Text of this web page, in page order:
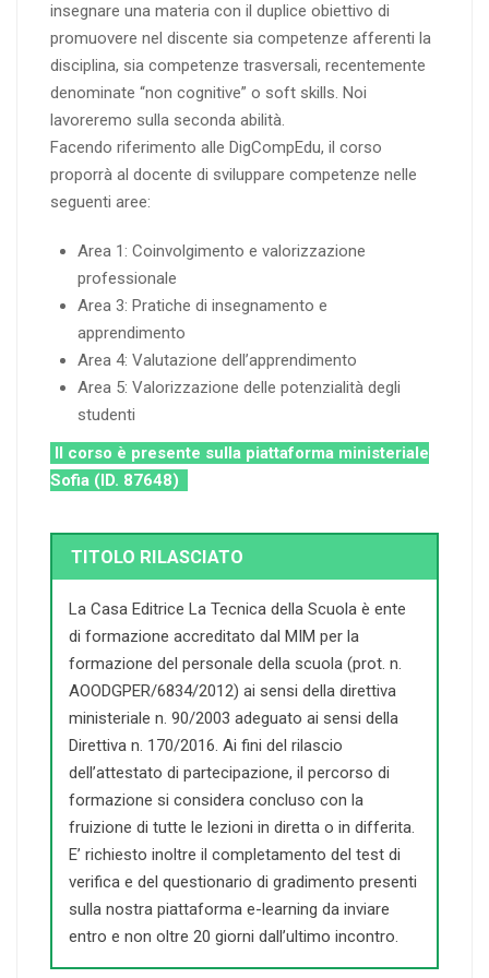
insegnare una materia con il duplice obiettivo di
promuovere nel discente sia competenze afferenti la
disciplina, sia competenze trasversali, recentemente
denominate “non cognitive” o soft skills. Noi
lavoreremo sulla seconda abilità.
Facendo riferimento alle DigCompEdu, il corso
proporrà al docente di sviluppare competenze nelle
seguenti aree:
Area 1: Coinvolgimento e valorizzazione
professionale
Area 3: Pratiche di insegnamento e
apprendimento
Area 4: Valutazione dell’apprendimento
Area 5: Valorizzazione delle potenzialità degli
studenti
Il corso è presente sulla piattaforma ministeriale
Sofia (ID. 87648)
TITOLO RILASCIATO
La Casa Editrice La Tecnica della Scuola è ente
di formazione accreditato dal MIM per la
formazione del personale della scuola (prot. n.
AOODGPER/6834/2012) ai sensi della direttiva
ministeriale n. 90/2003 adeguato ai sensi della
Direttiva n. 170/2016. Ai fini del rilascio
dell’attestato di partecipazione, il percorso di
formazione si considera concluso con la
fruizione di tutte le lezioni in diretta o in differita.
E’ richiesto inoltre il completamento del test di
verifica e del questionario di gradimento presenti
sulla nostra piattaforma e-learning da inviare
entro e non oltre 20 giorni dall’ultimo incontro.